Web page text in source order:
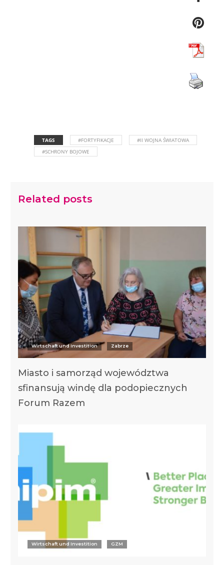
TAGS #FORTYFIKACJE
#II WOJNA ŚWIATOWA
#SCHRONY BOJOWE
Related posts
Wirtschaft und Investition Zabrze
Miasto i samorząd województwa
sfinansują windę dla podopiecznych
Forum Razem
Wirtschaft und Investition GZM